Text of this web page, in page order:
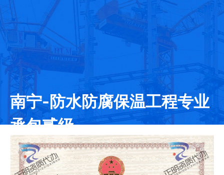
南宁-防水防腐保温工程专业
承包贰级
发证日期：2020-09-16